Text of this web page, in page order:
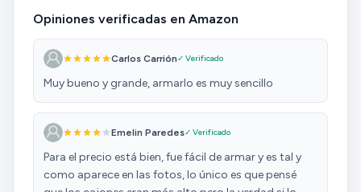
Opiniones verificadas en Amazon
Carlos Carrión✓ Verificado
Muy bueno y grande, armarlo es muy sencillo
Emelin Paredes✓ Verificado
Para el precio está bien, fue fácil de armar y es tal y
como aparece en las fotos, lo único es que pensé